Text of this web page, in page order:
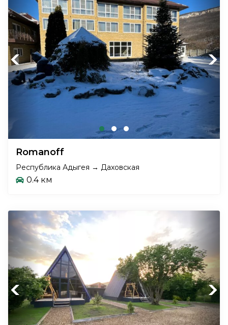
Previous Next
Romanoff
Республика Адыгея → Даховская
0.4 км
Previous Next